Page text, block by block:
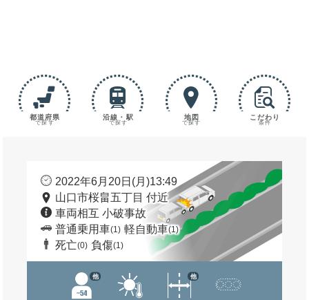
都道府県
で探す
沿線・駅
で探す
地図
で探す
こだわり
条件
2022年6月20日(月)13:49
山口市桜畠五丁目 付近
車両相互 小破事故
普通乗用車(1) 軽自動車(1)
死亡(0) 負傷(1)
他 他